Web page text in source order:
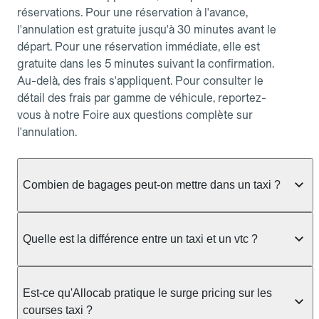
réservations. Pour une réservation à l'avance,
l'annulation est gratuite jusqu'à 30 minutes avant le
départ. Pour une réservation immédiate, elle est
gratuite dans les 5 minutes suivant la confirmation.
Au-delà, des frais s'appliquent. Pour consulter le
détail des frais par gamme de véhicule, reportez-
vous à notre Foire aux questions complète sur
l'annulation.
Combien de bagages peut-on mettre dans un taxi ?
taxi berline accueille en général jusqu'à 3 bagages
ou nombreux, précisez-le dans le champ "Message
au chauffeur" lors de la réservation. Le prix n'est
pas impacté par le nombre de bagages.
Quelle est la différence entre un taxi et un vtc ?
prendre en charge directement dans la rue, à une
station ou sur réservation, avec un tarif au
Est-ce qu'Allocab pratique le surge pricing sur les
courses taxi ?